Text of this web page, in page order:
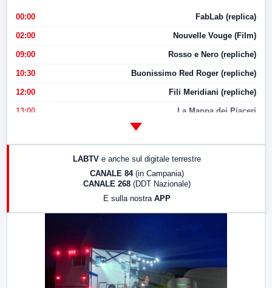
00:00 FabLab (replica)
02:00 Nouvelle Vouge (Film)
09:00 Rosso e Nero (repliche)
10:30 Buonissimo Red Roger (repliche)
12:00 Fili Meridiani (repliche)
13:00 La Mappa dei Piaceri
LABTV e anche sul digitale terrestre
CANALE 84 (in Campania)
CANALE 268 (DDT Nazionale)
E sulla nostra APP